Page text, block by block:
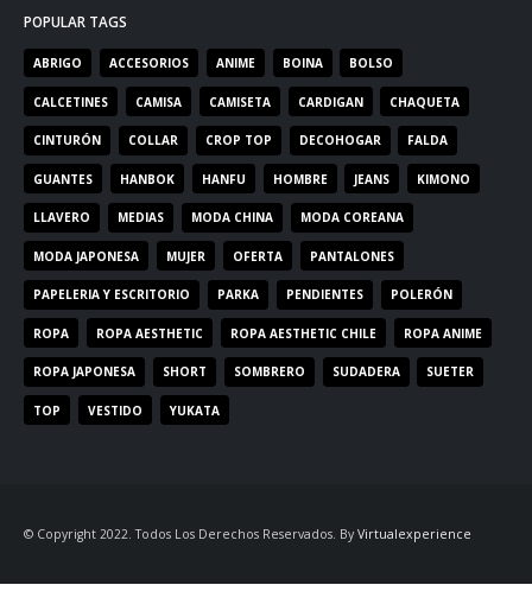
POPULAR TAGS
ABRIGO ACCESORIOS ANIME BOINA BOLSO
CALCETINES CAMISA CAMISETA CARDIGAN CHAQUETA
CINTURÓN COLLAR CROP TOP DECOHOGAR FALDA
GUANTES HANBOK HANFU HOMBRE JEANS KIMONO
LLAVERO MEDIAS MODA CHINA MODA COREANA
MODA JAPONESA MUJER OFERTA PANTALONES
PAPELERIA Y ESCRITORIO PARKA PENDIENTES POLERÓN
ROPA ROPA AESTHETIC ROPA AESTHETIC CHILE ROPA ANIME
ROPA JAPONESA SHORT SOMBRERO SUDADERA SUETER
TOP VESTIDO YUKATA
© Copyright 2022. Todos Los Derechos Reservados. By Virtualexperience